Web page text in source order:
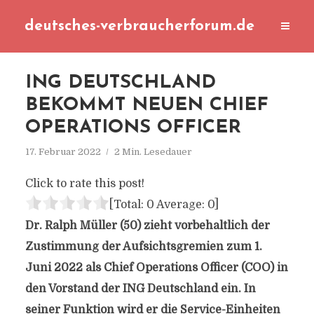
deutsches-verbraucherforum.de
ING DEUTSCHLAND
BEKOMMT NEUEN CHIEF
OPERATIONS OFFICER
17. Februar 2022 2 Min. Lesedauer
Click to rate this post!
[Total: 0 Average: 0]
Dr. Ralph Müller (50) zieht vorbehaltlich der
Zustimmung der Aufsichtsgremien zum 1.
Juni 2022 als Chief Operations Officer (COO) in
den Vorstand der ING Deutschland ein. In
seiner Funktion wird er die Service-Einheiten